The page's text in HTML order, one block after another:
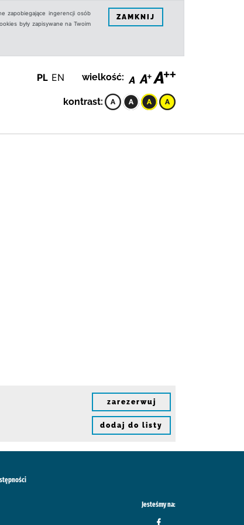
zapobiegające ingerencji osób
były zapisywane na Twoim
ZAMKNIJ
PL EN wielkość:
kontrast:
zarezerwuj
dodaj do listy
Jesteśmy na: